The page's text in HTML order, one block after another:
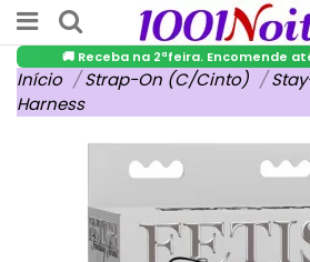
🚚 Receba na 2ªfeira. Encomende
Início Strap-On (C/Cinto)
Harness